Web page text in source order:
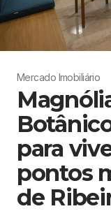
Mercado Imobiliário
para
pontos
de